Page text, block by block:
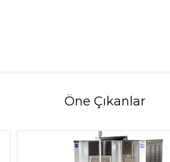
Öne Çıkanlar